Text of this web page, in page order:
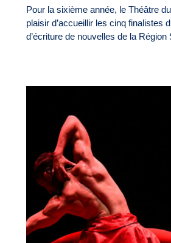
Pour la sixième année, le Théâtre
plaisir d’accueillir les cinq finalistes
d’écriture de nouvelles de la